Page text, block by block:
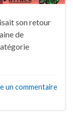
son retour
de
un commentaire